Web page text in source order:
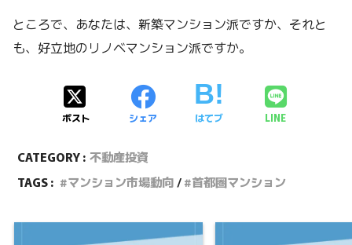
ところで、あなたは、新築マンション派ですか、それと
も、好立地のリノベマンション派ですか。
ポスト シェア はてブ LINE
CATEGORY : 不動産投資
TAGS :
マンション市場動向 首都圏マンション